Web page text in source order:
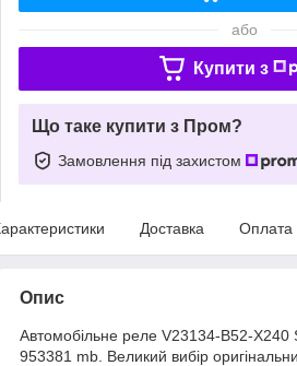
або
Купити з
Що таке купити з Пром?
Замовлення під захистом
Доставка Оплата
Опис
Автомобільне реле V23134-B52-X240
953381 mb. Великий вибір